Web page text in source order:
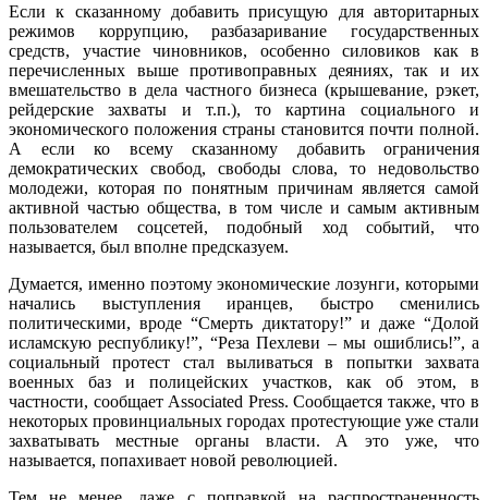
Если к сказанному добавить присущую для авторитарных
режимов коррупцию, разбазаривание государственных
средств, участие чиновников, особенно силовиков как в
перечисленных выше противоправных деяниях, так и их
вмешательство в дела частного бизнеса (крышевание, рэкет,
рейдерские захваты и т.п.), то картина социального и
экономического положения страны становится почти полной.
А если ко всему сказанному добавить ограничения
демократических свобод, свободы слова, то недовольство
молодежи, которая по понятным причинам является самой
активной частью общества, в том числе и самым активным
пользователем соцсетей, подобный ход событий, что
называется, был вполне предсказуем.
Думается, именно поэтому экономические лозунги, которыми
начались выступления иранцев, быстро сменились
политическими, вроде “Смерть диктатору!” и даже “Долой
исламскую республику!”, “Реза Пехлеви – мы ошиблись!”, а
социальный протест стал выливаться в попытки захвата
военных баз и полицейских участков, как об этом, в
частности, сообщает Associated Press. Сообщается также, что в
некоторых провинциальных городах протестующие уже стали
захватывать местные органы власти. А это уже, что
называется, попахивает новой революцией.